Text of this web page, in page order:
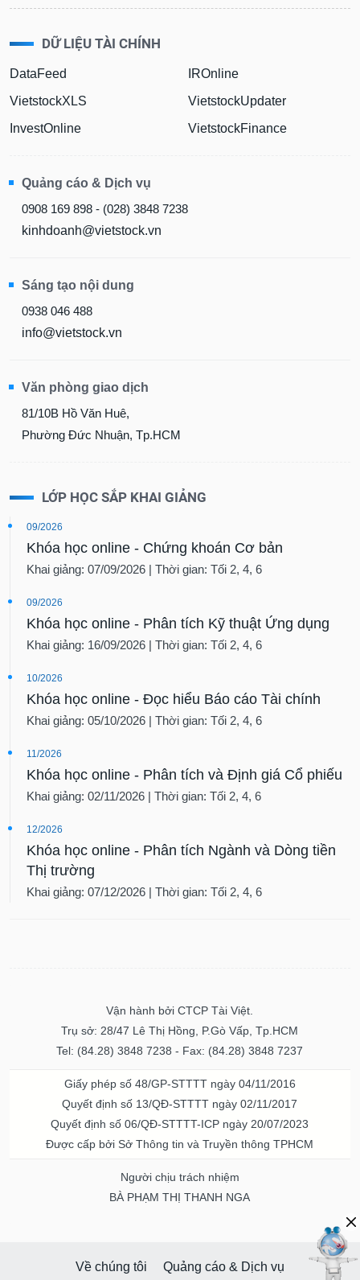
DỮ LIỆU TÀI CHÍNH
DataFeed
VietstockXLS
InvestOnline
IROnline
VietstockUpdater
VietstockFinance
Quảng cáo & Dịch vụ
0908 169 898 - (028) 3848 7238
kinhdoanh@vietstock.vn
Sáng tạo nội dung
0938 046 488
info@vietstock.vn
Văn phòng giao dịch
81/10B Hồ Văn Huê,
Phường Đức Nhuận, Tp.HCM
LỚP HỌC SẮP KHAI GIẢNG
09/2026
Khóa học online - Chứng khoán Cơ bản
Khai giảng: 07/09/2026 | Thời gian: Tối 2, 4, 6
09/2026
Khóa học online - Phân tích Kỹ thuật Ứng dụng
Khai giảng: 16/09/2026 | Thời gian: Tối 2, 4, 6
10/2026
Khóa học online - Đọc hiểu Báo cáo Tài chính
Khai giảng: 05/10/2026 | Thời gian: Tối 2, 4, 6
11/2026
Khóa học online - Phân tích và Định giá Cổ phiếu
Khai giảng: 02/11/2026 | Thời gian: Tối 2, 4, 6
12/2026
Khóa học online - Phân tích Ngành và Dòng tiền
Thị trường
Khai giảng: 07/12/2026 | Thời gian: Tối 2, 4, 6
Vận hành bởi CTCP Tài Việt.
Trụ sở: 28/47 Lê Thị Hồng, P.Gò Vấp, Tp.HCM
Tel: (84.28) 3848 7238 - Fax: (84.28) 3848 7237
Giấy phép số 48/GP-STTTT ngày 04/11/2016
Quyết định số 13/QĐ-STTTT ngày 02/11/2017
Quyết định số 06/QĐ-STTTT-ICP ngày 20/07/2023
Được cấp bởi Sở Thông tin và Truyền thông TPHCM
Người chịu trách nhiệm
BÀ PHẠM THỊ THANH NGA
Về chúng tôi
Quảng cáo & Dịch vụ